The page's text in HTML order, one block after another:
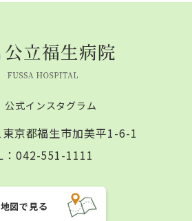
公式インスタグラム
東京都福生市加美平1-6-1
042-551-1111
地図で見る